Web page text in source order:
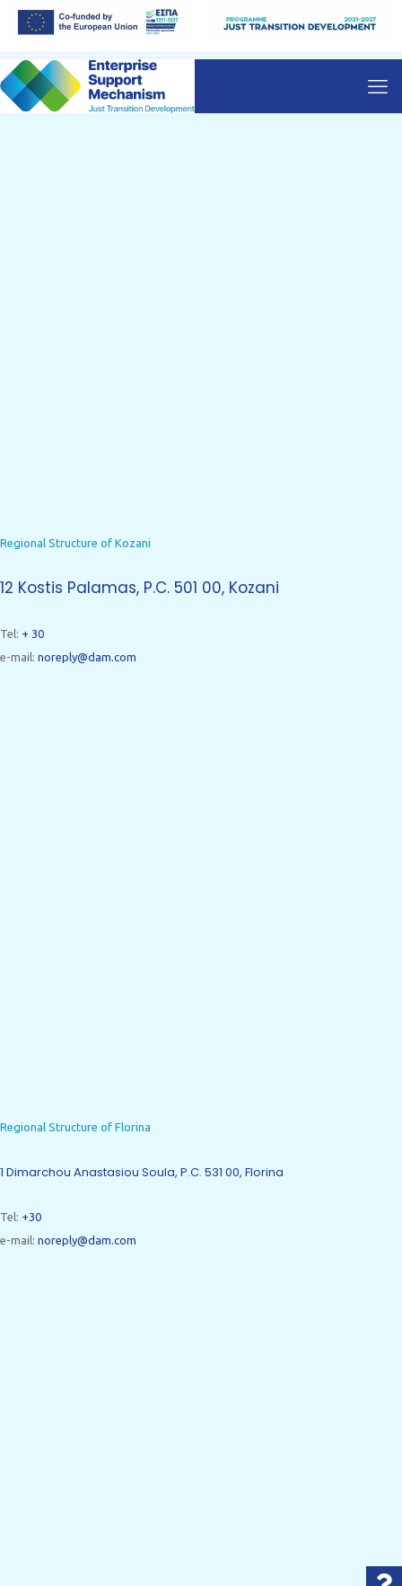
Regional Structure of Kozani
12 Kostis Palamas, P.C. 501 00, Kozani
Tel: + 30
e-mail: noreply@dam.com
Regional Structure of Florina
1 Dimarchou Anastasiou Soula, P.C. 531 00, Florina
Tel: +30
e-mail: noreply@dam.com